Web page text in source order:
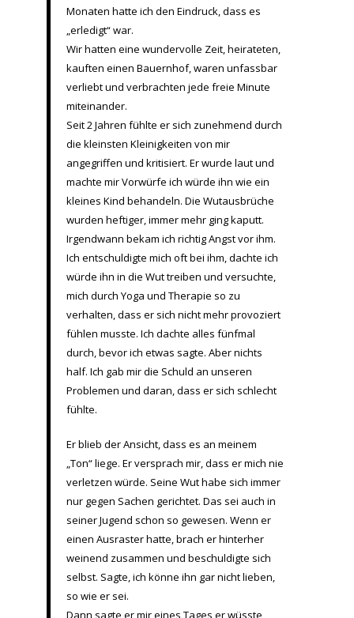
Monaten hatte ich den Eindruck, dass es
„erledigt“ war.
Wir hatten eine wundervolle Zeit, heirateten,
kauften einen Bauernhof, waren unfassbar
verliebt und verbrachten jede freie Minute
miteinander.
Seit 2 Jahren fühlte er sich zunehmend durch
die kleinsten Kleinigkeiten von mir
angegriffen und kritisiert. Er wurde laut und
machte mir Vorwürfe ich würde ihn wie ein
kleines Kind behandeln. Die Wutausbrüche
wurden heftiger, immer mehr ging kaputt.
Irgendwann bekam ich richtig Angst vor ihm.
Ich entschuldigte mich oft bei ihm, dachte ich
würde ihn in die Wut treiben und versuchte,
mich durch Yoga und Therapie so zu
verhalten, dass er sich nicht mehr provoziert
fühlen musste. Ich dachte alles fünfmal
durch, bevor ich etwas sagte. Aber nichts
half. Ich gab mir die Schuld an unseren
Problemen und daran, dass er sich schlecht
fühlte.
Er blieb der Ansicht, dass es an meinem
„Ton“ liege. Er versprach mir, dass er mich nie
verletzen würde. Seine Wut habe sich immer
nur gegen Sachen gerichtet. Das sei auch in
seiner Jugend schon so gewesen. Wenn er
einen Ausraster hatte, brach er hinterher
weinend zusammen und beschuldigte sich
selbst. Sagte, ich könne ihn gar nicht lieben,
so wie er sei.
Dann sagte er mir eines Tages er wüsste